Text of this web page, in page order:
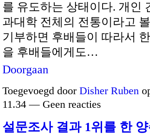
를 유도하는 상태이다. 개인
과대학 전체의 전통이라고
기부하면 후배들이 따라서
을 후배들에게도…
Doorgaan
Toegevoegd door Disher Ruben
11.34 — Geen reacties
설문조사 결과 1위를 한